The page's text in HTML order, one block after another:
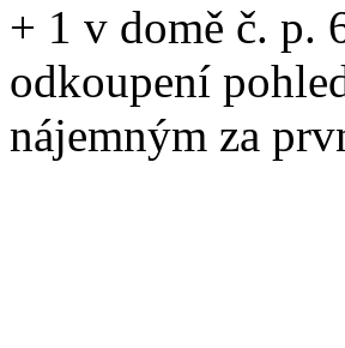
+ 1 v domě č. p.
odkoupení
nájemným za